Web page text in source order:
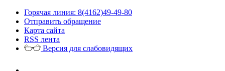
Горячая линия: 8(4162)49-49-80
Отправить обращение
Карта сайта
RSS лента
Версия для слабовидящих